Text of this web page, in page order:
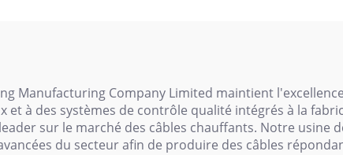
Manufacturing Company Limited maintient
à des systèmes de contrôle qualité intégrés à la
sur le marché des câbles chauffants. Notre usine
du secteur afin de produire des câbles